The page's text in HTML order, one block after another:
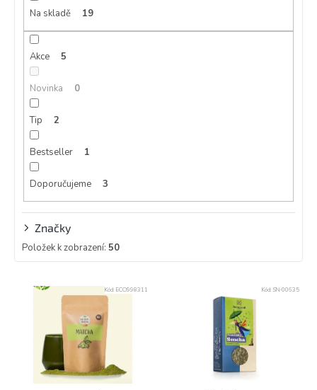
Na skladě 19
Akce 5
Novinka 0
Tip 2
Bestseller 1
Doporučujeme 3
Značky
Položek k zobrazení: 50
Kód: ECO998311 Kód: SN-00635